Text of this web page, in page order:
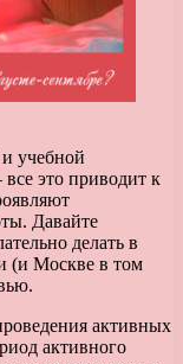
учебной
это приводит к
Давайте
делать в
(и Москве в том
активных
активного